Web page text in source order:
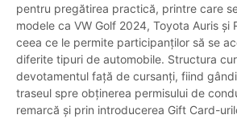
pentru pregătirea practică, printre care
modele ca VW Golf 2024, Toyota Auris și
ceea ce le permite participanților să se
diferite tipuri de automobile. Structura
devotamentul față de cursanți, fiind
traseul spre obținerea permisului de
remarcă și prin introducerea Gift Card-